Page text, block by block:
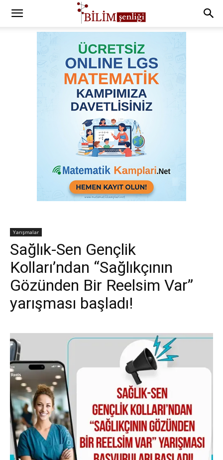
Yarışmalar
Sağlık-Sen Gençlik
Kolları’ndan “Sağlıkçının
Gözünden Bir Reelsim Var”
yarışması başladı!